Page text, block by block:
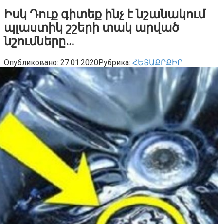
Իսկ Դուք գիտեք ինչ է նշանակում
պլաստիկ շշերի տակ արված
նշումները…
Опубликовано: 27.01.2020Рубрика: ՀԵՏԱՔՐՔԻՐ